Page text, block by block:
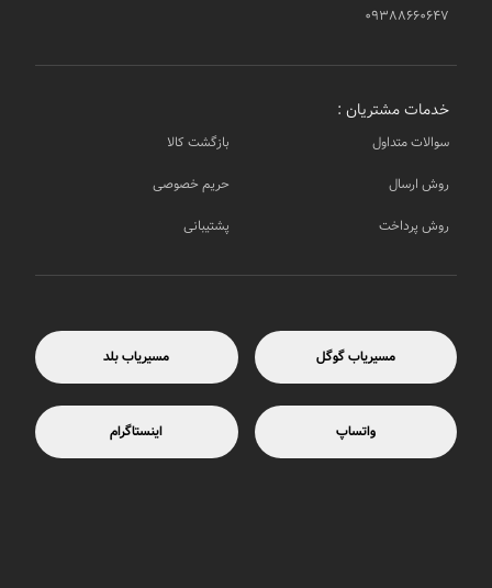
۰۹۳۸۸۶۶۰۶۴۷
خدمات مشتریان :
سوالات متداول
بازگشت کالا
روش ارسال
حریم خصوصی
روش پرداخت
پشتیبانی
مسیریاب گوگل مسیریاب بلد
واتساپ اینستاگرام